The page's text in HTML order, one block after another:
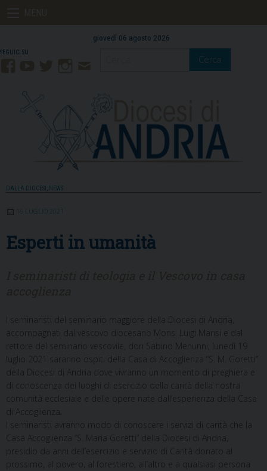
giovedì 06 agosto 2026
Mail
Cerca
DALLA DIOCESI , NEWS
16 LUGLIO 2021
Esperti in umanità
I seminaristi del seminario maggiore della Diocesi di Andria,
accompagnati dal vescovo diocesano Mons. Luigi Mansi e dal
rettore del seminario vescovile, don Sabino Menunni, lunedì 19
luglio 2021 saranno ospiti della Casa di Accoglienza “S. M. Goretti”
della Diocesi di Andria dove vivranno un momento di preghiera e
di conoscenza dei luoghi di esercizio della carità della nostra
comunità ecclesiale e delle opere nate dall’esperienza della Casa
di Accoglienza.
I seminaristi avranno modo di conoscere i servizi di carità che la
Casa Accoglienza “S. Maria Goretti” della Diocesi di Andria,
presidio da anni dell’esercizio e servizio di Carità donato al
prossimo, al povero, al forestiero, all’altro e a qualsiasi persona